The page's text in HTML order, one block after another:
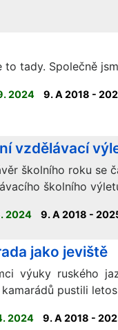
to tady. Společně
2024 9. A 2018 -
vzdělávací
školního roku se
školního
2024 9. A 2018 -
jako jeviště
výuky ruského
kamarádů pustili
2024 9. A 2018 -